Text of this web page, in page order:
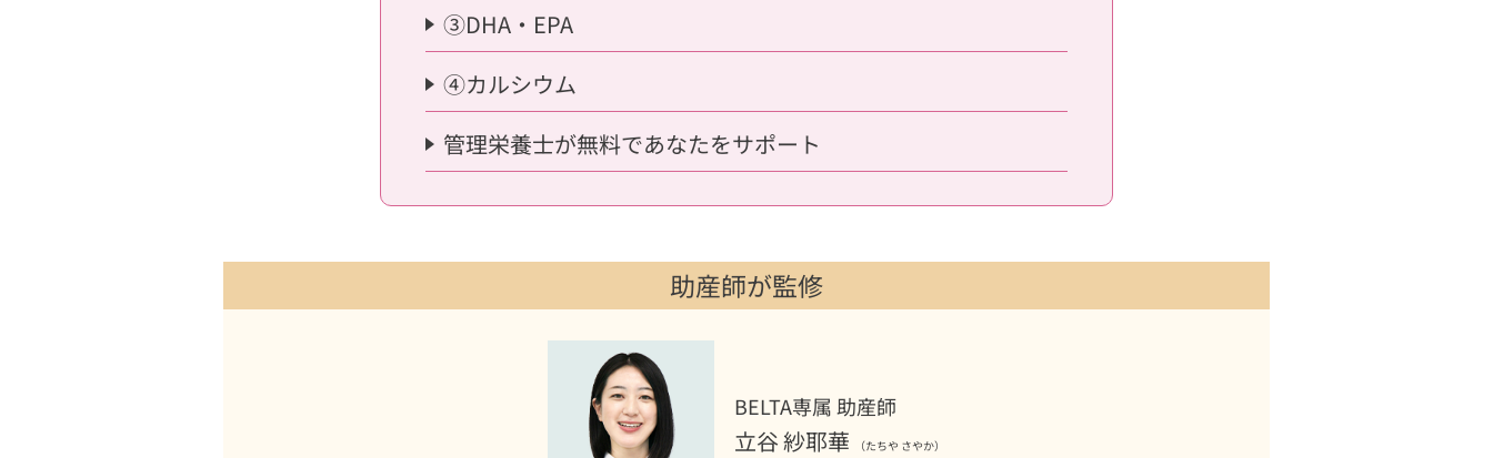
③DHA・EPA
④カルシウム
管理栄養士が無料であなたをサポート
助産師が監修
BELTA専属 助産師
立谷 紗耶華 （たちや さやか）